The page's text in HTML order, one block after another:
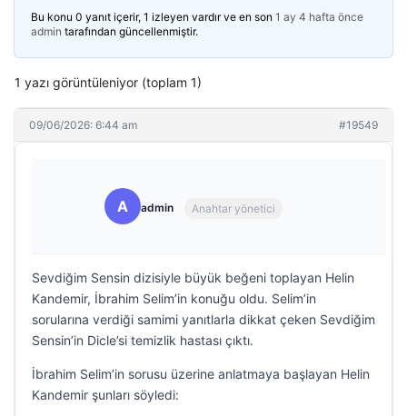
Bu konu 0 yanıt içerir, 1 izleyen vardır ve en son 1 ay 4 hafta önce
admin tarafından güncellenmiştir.
1 yazı görüntüleniyor (toplam 1)
09/06/2026: 6:44 am #19549
A admin Anahtar yönetici
Sevdiğim Sensin dizisiyle büyük beğeni toplayan Helin
Kandemir, İbrahim Selim’in konuğu oldu. Selim’in
sorularına verdiği samimi yanıtlarla dikkat çeken Sevdiğim
Sensin’in Dicle’si temizlik hastası çıktı.
İbrahim Selim’in sorusu üzerine anlatmaya başlayan Helin
Kandemir şunları söyledi: